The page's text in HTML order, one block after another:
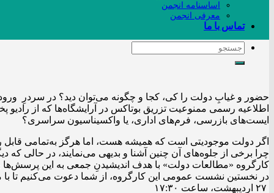
اساسنامه انجمن
معرفی انجمن
تماس با ما
حضور و غیابِ دولت را کی، کجا و چگونه می‌توان دید؟ در سردرِ
اطلاعیه رسمی ممنوعیت تزریق بوتاکس در آرایشگاه‌ها که از
ایست‌های بازرسی، فرم‌های اداری، یا واکسیناسیون سراسری؟
اگر دولت موجودیتی است که همیشه هست، اما هرگز به‌تمامی قابل
چرا برخی از جلوه‌های آن چنین آشنا و بدیهی می‌نمایند، در حالی
کارگروه «مطالعات دولت» با هدف اندیشیدنِ جمعی به این
در نخستین نشست عمومی این کارگروه، از شما دعوت می‌کنیم تا با